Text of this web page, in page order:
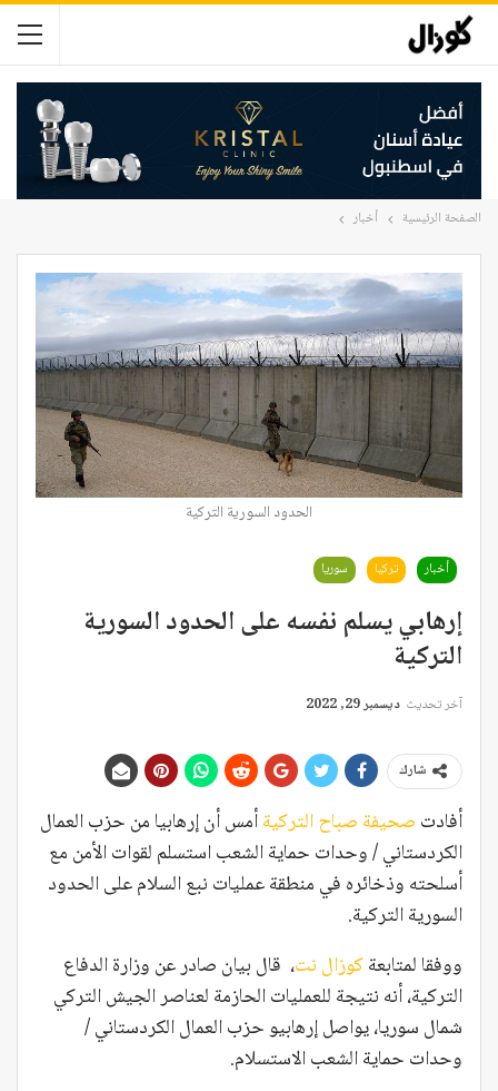
الصفحة الرئيسية أخبار
الحدود السورية التركية
أخبار تركيا سوريا
إرهابي يسلم نفسه على الحدود السورية
التركية
آخر تحديث ديسمبر 29, 2022
شارك
أفادت صحيفة صباح التركيةأمس أن إرهابيا من حزب العمال
الكردستاني / وحدات حماية الشعب استسلم لقوات الأمن مع
أسلحته وذخائره في منطقة عمليات نبع السلام على الحدود
السورية التركية.
ووفقا لمتابعةكوزال نت، قال بيان صادر عن وزارة الدفاع
التركية، أنه نتيجة للعمليات الحازمة لعناصر الجيش التركي
شمال سوريا، يواصل إرهابيو حزب العمال الكردستاني /
وحدات حماية الشعب الاستسلام.